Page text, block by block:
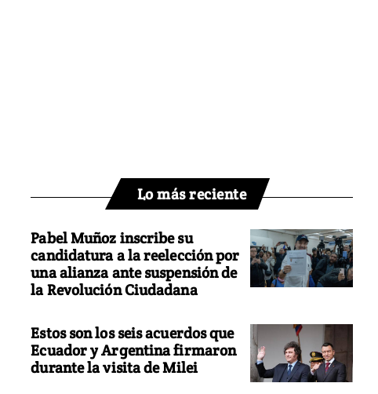
Lo más reciente
Pabel Muñoz inscribe su
candidatura a la reelección por
una alianza ante suspensión de
la Revolución Ciudadana
Estos son los seis acuerdos que
Ecuador y Argentina firmaron
durante la visita de Milei